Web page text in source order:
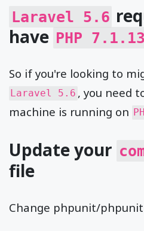
Laravel 5.6
have PHP
So if you're looking to
Laravel 5.6 , you need
machine is running on
Update your
file
Change phpunit/